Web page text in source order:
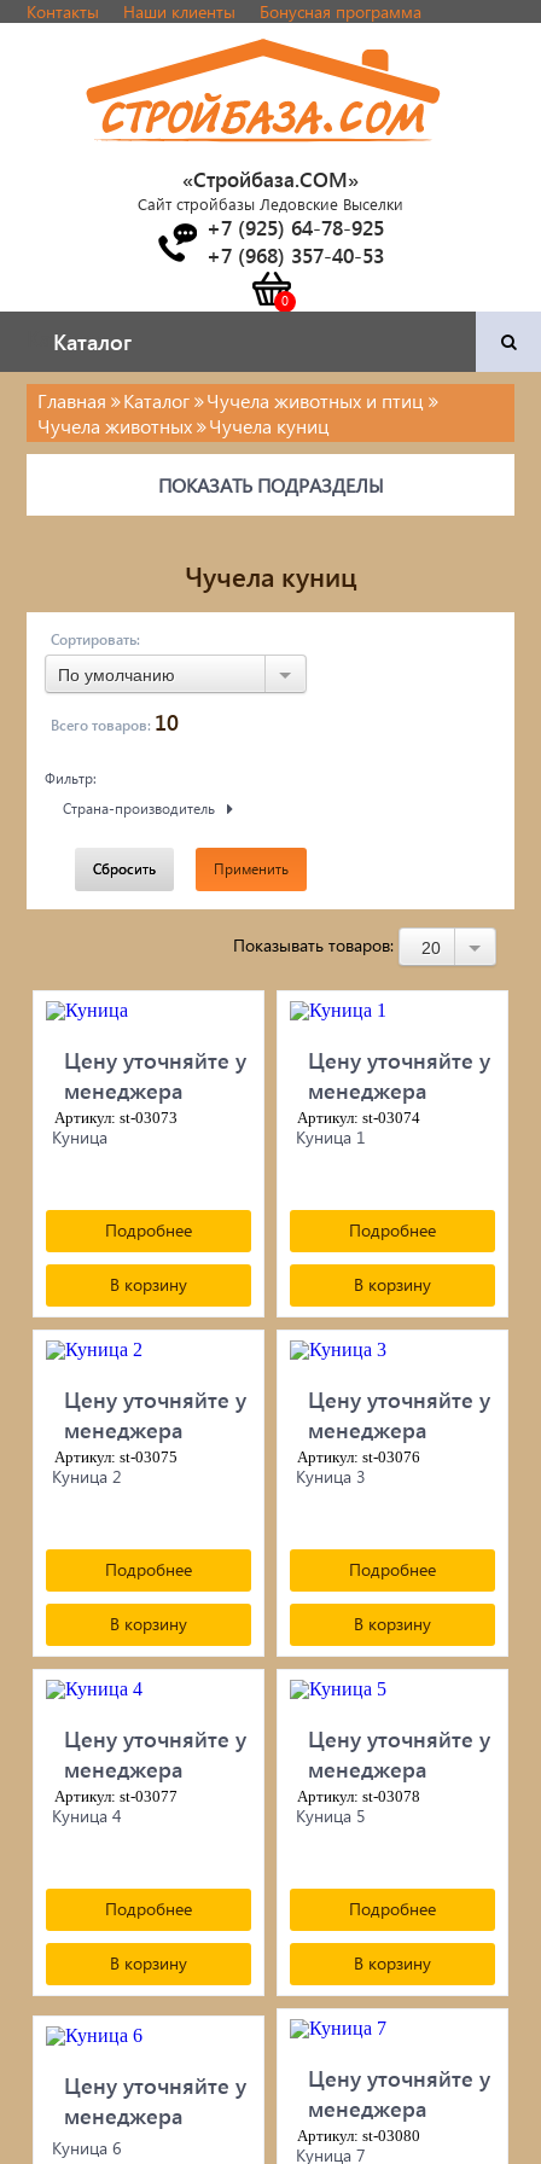
Контакты Наши клиенты Бонусная программа
«Стройбаза.COM»
Сайт стройбазы Ледовские Выселки
+7 (925) 64-78-925
+7 (968) 357-40-53
Каталог
Каталог
Двери и фурнитура
Наша продукция
ПРИРОДНЫЙ КАМЕНЬ
Бетонные кольца / Дренаж /
Асбестцементные изделия
Блоки / Кирпич / Гипсокартон...
Пиломатериалы / фанера / OSB...
Цемент/Клеи/Сухие смеси
Утеплитель
Кровля: поликарбонат / профлист /
черепица...
Элементы ковки
Лакокрасочные материалы
Электро-бензо инструменты
Ручной инструмент
ПрофКрепеж
Печи для бани, отопления,
сопутствующие товары
Брусчатка/Тротуарная плитка
Облицовочная плитка
Септики ТОПАС
Главная Каталог
Чучела животных и птиц
Чучела животных
Чучела куниц
ПОКАЗАТЬ ПОДРАЗДЕЛЫ
Чучела куниц
Сортировать:
По умолчанию
Всего товаров: 10
Фильтр:
Страна-производитель
Сбросить Применить
Показывать товаров: 20
Цену уточняйте у
менеджера
Артикул: st-03073
Куница
Подробнее
В корзину
Цену уточняйте у
менеджера
Артикул: st-03074
Куница 1
Подробнее
В корзину
Цену уточняйте у
менеджера
Артикул: st-03075
Куница 2
Подробнее
В корзину
Цену уточняйте у
менеджера
Артикул: st-03076
Куница 3
Подробнее
В корзину
Цену уточняйте у
менеджера
Артикул: st-03077
Куница 4
Подробнее
В корзину
Цену уточняйте у
менеджера
Артикул: st-03078
Куница 5
Подробнее
В корзину
Цену уточняйте у
менеджера
Куница 6
Цену уточняйте у
менеджера
Артикул: st-03080
Куница 7